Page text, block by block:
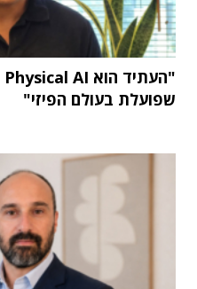
שפועלת בעולם הפיזי"